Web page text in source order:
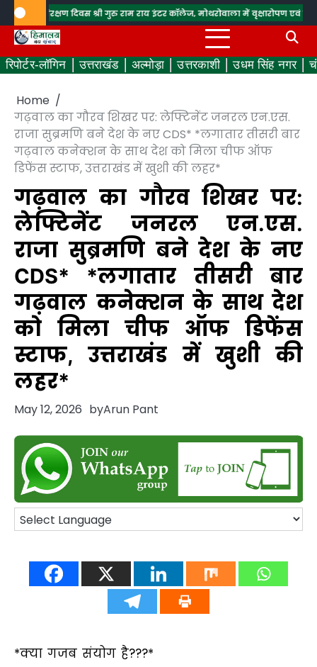
Skip
to
content
संरक्षण दिवसश्री गुरु राम राय इंटर कॉलेज, मोथरोवाला में वृक्षारोपण एवं पर्यावरण
रिपोर्टर-लॉगिन उत्तराखंड अल्मोड़ा उत्तरकाशी उधम सिंह नगर
Home
गढ़वाल का गौरव शिखर पर: लेफ्टिनेंट जनरल एन.एस.
राजा सुब्रमणि बने देश के नए CDS* *लगातार तीसरी बार
गढ़वाल कनेक्शन के साथ देश को मिला चीफ ऑफ
डिफेंस स्टाफ, उत्तराखंड में खुशी की लहर*
गढ़वाल का गौरव शिखर पर:
लेफ्टिनेंट जनरल एन.एस.
राजा सुब्रमणि बने देश के नए
CDS* *लगातार तीसरी बार
गढ़वाल कनेक्शन के साथ देश
को मिला चीफ ऑफ डिफेंस
स्टाफ, उत्तराखंड में खुशी की
लहर*
May 12, 2026 byArun Pant
*क्या गजब संयोग है???*